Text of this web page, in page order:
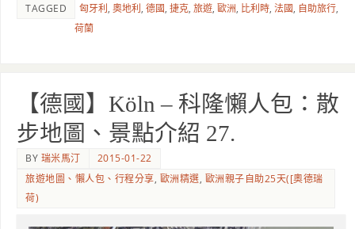
TAGGED 匈牙利,奧地利,德國,捷克,旅遊,歐洲, 比利時,法國, 自助旅行,
荷蘭
【德國】Köln – 科隆懶人包：散
步地圖、景點介紹 27.
BY 瑞米馬汀
2015-01-22
旅遊地圖、懶人包、行程分享, 歐洲精選, 歐洲親子自助25天([奧德瑞
荷)